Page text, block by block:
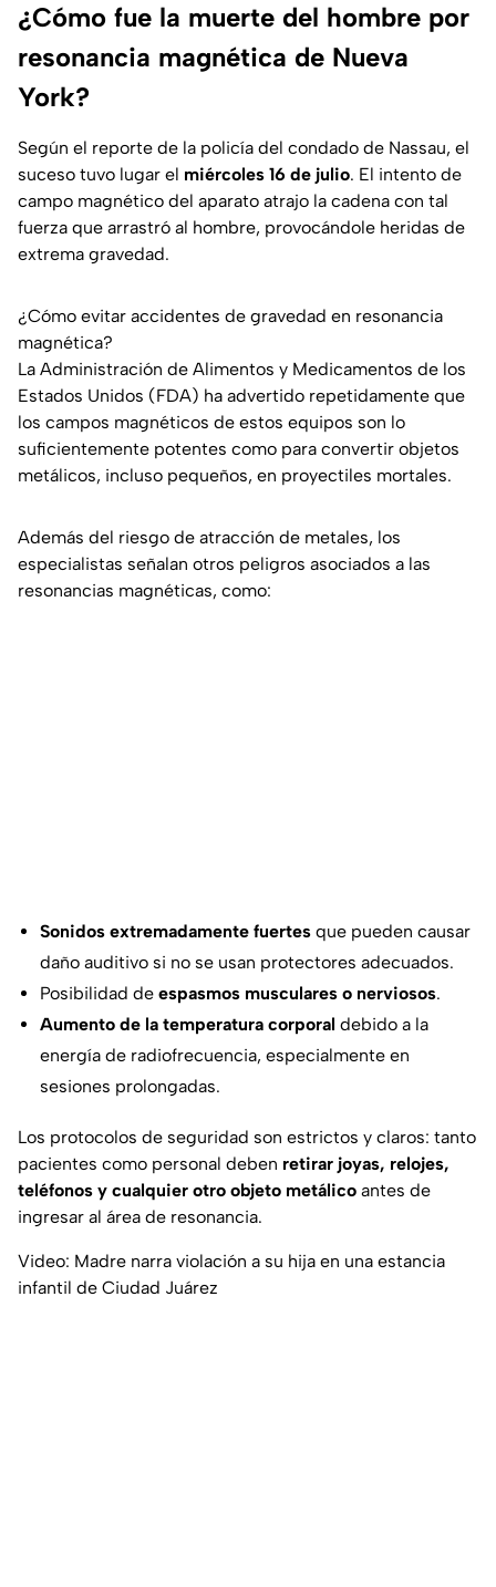
¿Cómo fue la muerte del hombre por
resonancia magnética de Nueva
York?
Según el reporte de la policía del condado de Nassau, el
suceso tuvo lugar el miércoles 16 de julio. El intento de
campo magnético del aparato atrajo la cadena con tal
fuerza que arrastró al hombre, provocándole heridas de
extrema gravedad.
¿Cómo evitar accidentes de gravedad en resonancia
magnética?
La Administración de Alimentos y Medicamentos de los
Estados Unidos (FDA) ha advertido repetidamente que
los campos magnéticos de estos equipos son lo
suficientemente potentes como para convertir objetos
metálicos, incluso pequeños, en proyectiles mortales.
Además del riesgo de atracción de metales, los
especialistas señalan otros peligros asociados a las
resonancias magnéticas, como:
Sonidos extremadamente fuertes que pueden causar
daño auditivo si no se usan protectores adecuados.
Posibilidad de espasmos musculares o nerviosos.
Aumento de la temperatura corporal debido a la
energía de radiofrecuencia, especialmente en
sesiones prolongadas.
Los protocolos de seguridad son estrictos y claros: tanto
pacientes como personal deben retirar joyas, relojes,
teléfonos y cualquier otro objeto metálico antes de
ingresar al área de resonancia.
Video: Madre narra violación a su hija en una estancia
infantil de Ciudad Juárez